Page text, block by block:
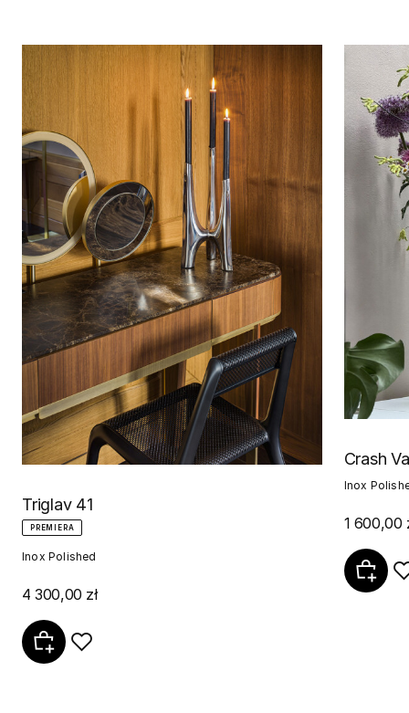
Triglav 41
PREMIERA
Inox Polished
4 300,00 zł
Crash
Inox
1 600,00